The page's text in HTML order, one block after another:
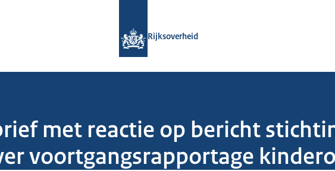
Rijksoverheid
met reactie op bericht
voortgangsrapportage